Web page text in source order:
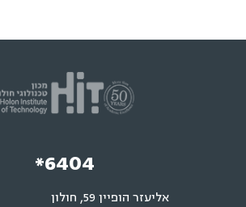
*6404
אליעזר הופיין 59, חולון